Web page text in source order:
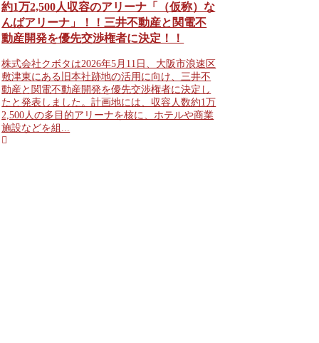
約1万2,500人収容のアリーナ「（仮称）な
んばアリーナ」！！三井不動産と関電不
動産開発を優先交渉権者に決定！！
株式会社クボタは2026年5月11日、大阪市浪速区
敷津東にある旧本社跡地の活用に向け、三井不
動産と関電不動産開発を優先交渉権者に決定し
たと発表しました。計画地には、収容人数約1万
2,500人の多目的アリーナを核に、ホテルや商業
施設などを組...